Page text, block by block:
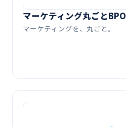
マーケティング丸ごとBPO
マーケティングを、丸ごと。